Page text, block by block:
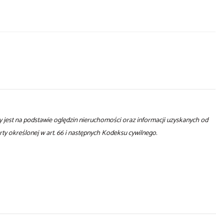
na podstawie oględzin nieruchomości oraz informacji uzyskanych od
określonej w art. 66 i następnych Kodeksu cywilnego.